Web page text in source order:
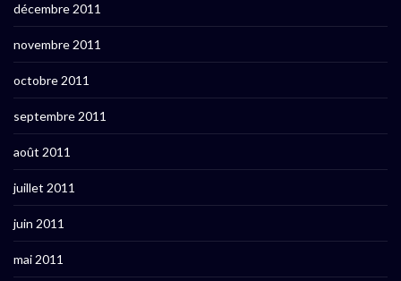
décembre 2011
novembre 2011
octobre 2011
septembre 2011
août 2011
juillet 2011
juin 2011
mai 2011